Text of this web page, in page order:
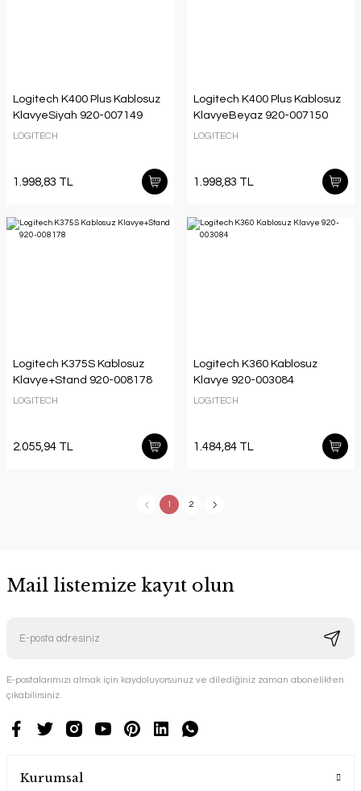
Logitech K400 Plus Kablosuz
KlavyeSiyah 920-007149
LOGITECH
1.998,83 TL
Logitech K400 Plus Kablosuz
KlavyeBeyaz 920-007150
LOGITECH
1.998,83 TL
Logitech K375S Kablosuz
Klavye+Stand 920-008178
LOGITECH
2.055,94 TL
Logitech K360 Kablosuz
Klavye 920-003084
LOGITECH
1.484,84 TL
1 2
Mail listemize kayıt olun
E-postalarımızı almak için kaydoluyorsunuz ve dilediğiniz zaman abonelikten
çıkabilirsiniz.
Kurumsal